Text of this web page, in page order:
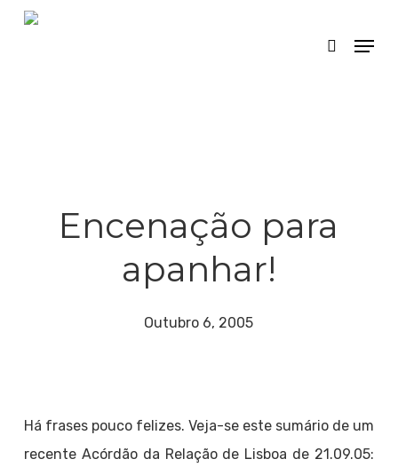
Skip
search
Menu
Encenação para
apanhar!
Outubro 6, 2005
Há frases pouco felizes. Veja-se este sumário de um
recente Acórdão da Relação de Lisboa de 21.09.05: